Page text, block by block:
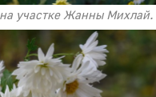
участке Жанны Михлай.